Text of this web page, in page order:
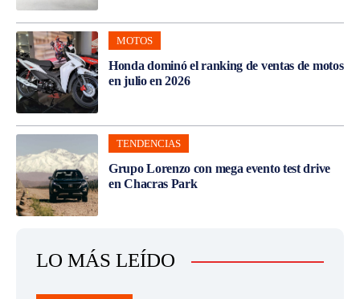
MOTOS
Honda dominó el ranking de ventas de motos
en julio en 2026
TENDENCIAS
Grupo Lorenzo con mega evento test drive
en Chacras Park
LO MÁS LEÍDO